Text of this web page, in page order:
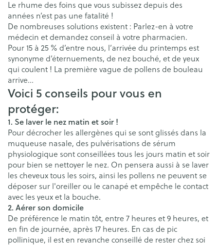
Le rhume des foins que vous subissez depuis des
années n’est pas une fatalité !
De nombreuses solutions existent : Parlez-en à votre
médecin et demandez conseil à votre pharmacien.
Pour 15 à 25 % d’entre nous, l’arrivée du printemps est
synonyme d’éternuements, de nez bouché, et de yeux
qui coulent ! La première vague de pollens de bouleau
arrive...
Voici 5 conseils pour vous en
protéger:
1. Se laver le nez matin et soir !
Pour décrocher les allergènes qui se sont glissés dans la
muqueuse nasale, des pulvérisations de sérum
physiologique sont conseillées tous les jours matin et soir
pour bien se nettoyer le nez. On pensera aussi à se laver
les cheveux tous les soirs, ainsi les pollens ne peuvent se
déposer sur l'oreiller ou le canapé et empêche le contact
avec les yeux et la bouche.
2. Aérer son domicile
De préférence le matin tôt, entre 7 heures et 9 heures, et
en fin de journée, après 17 heures. En cas de pic
pollinique, il est en revanche conseillé de rester chez soi